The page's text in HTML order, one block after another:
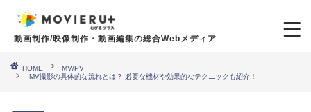
動画制作/映像制作・動画編集の総合Webメディア
HOME
MV/PV
MV撮影の具体的な流れとは？ 必要な機材や効果的なテクニックも紹介！